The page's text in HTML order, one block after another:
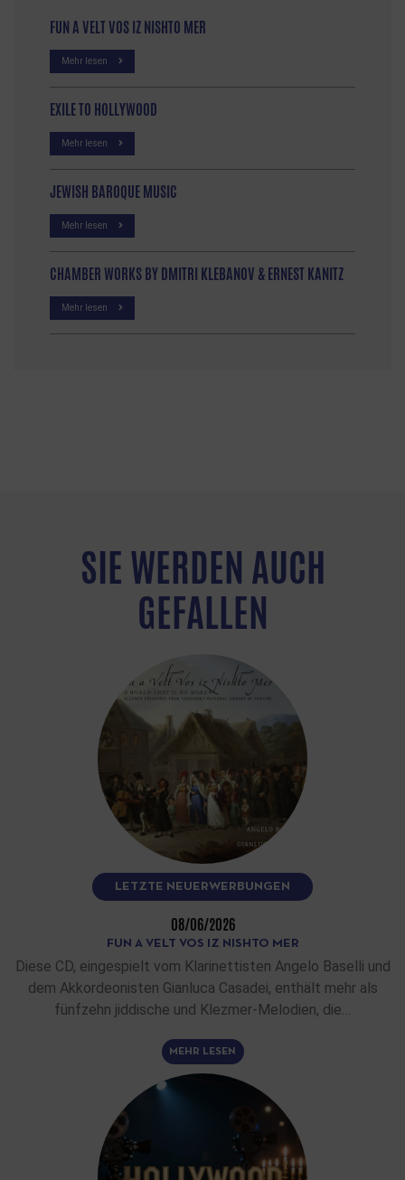
FUN A VELT VOS IZ NISHTO MER
Mehr lesen
EXILE TO HOLLYWOOD
Mehr lesen
JEWISH BAROQUE MUSIC
Mehr lesen
CHAMBER WORKS BY DMITRI KLEBANOV & ERNEST KANITZ
Mehr lesen
SIE WERDEN AUCH
GEFALLEN
LETZTE NEUERWERBUNGEN
08/06/2026
FUN A VELT VOS IZ NISHTO MER
Diese CD, eingespielt vom Klarinettisten Angelo Baselli und
dem Akkordeonisten Gianluca Casadei, enthält mehr als
fünfzehn jiddische und Klezmer-Melodien, die…
MEHR LESEN